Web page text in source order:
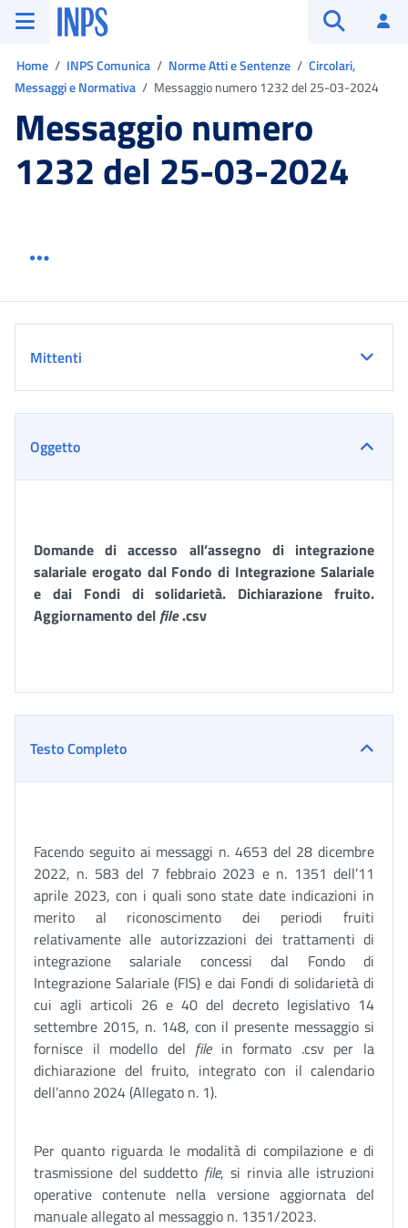
Vai al menu principale
Vai al contenuto principale
Vai al pie' di pagina
INPS ()
Home INPS Comunica Norme Atti e Sentenze
Circolari,
Messaggi e Normativa
Messaggio numero 1232 del 25-03-2024
Messaggio numero
1232 del 25-03-2024
Mittenti
Oggetto
Domande di accesso all’assegno di integrazione
salariale erogato dal Fondo di Integrazione Salariale
e dai Fondi di solidarietà. Dichiarazione fruito.
Aggiornamento del file.csv
Testo Completo
Facendo seguito ai messaggi n. 4653 del 28 dicembre
2022, n. 583 del 7 febbraio 2023 e n. 1351 dell’11
aprile 2023, con i quali sono state date indicazioni in
merito al riconoscimento dei periodi fruiti
relativamente alle autorizzazioni dei trattamenti di
integrazione salariale concessi dal Fondo di
Integrazione Salariale (FIS) e dai Fondi di solidarietà di
cui agli articoli 26 e 40 del decreto legislativo 14
settembre 2015, n. 148, con il presente messaggio si
fornisce il modello del filein formato .csv per la
dichiarazione del fruito, integrato con il calendario
dell’anno 2024 (Allegato n. 1).
Per quanto riguarda le modalità di compilazione e di
trasmissione del suddetto file, si rinvia alle istruzioni
operative contenute nella versione aggiornata del
manuale allegato al messaggio n. 1351/2023.